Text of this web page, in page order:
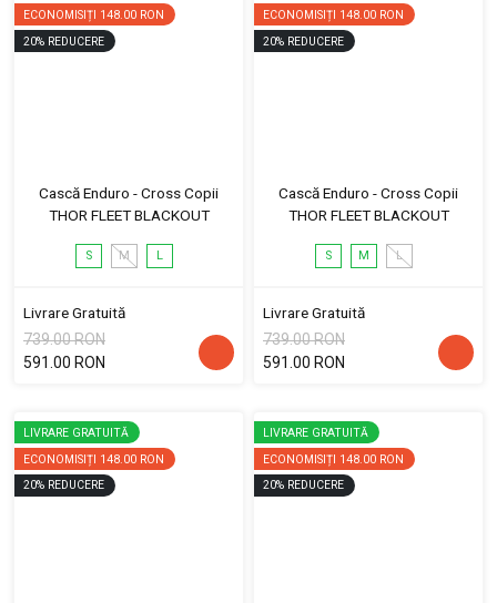
ECONOMISIȚI 148.00 RON
20% REDUCERE
Cască Enduro - Cross Copii
THOR FLEET BLACKOUT
S M L
Livrare Gratuită
739.00 RON
591.00 RON
ECONOMISIȚI 148.00 RON
20% REDUCERE
Cască Enduro - Cross Copii
THOR FLEET BLACKOUT
S M L
Livrare Gratuită
739.00 RON
591.00 RON
LIVRARE GRATUITĂ
ECONOMISIȚI 148.00 RON
20% REDUCERE
LIVRARE GRATUITĂ
ECONOMISIȚI 148.00 RON
20% REDUCERE